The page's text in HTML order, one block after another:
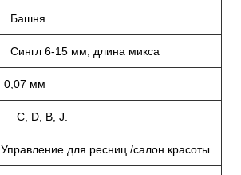
Башня
Сингл 6-15 мм, длина микса
0,07 мм
C, D, B, J.
Управление для ресниц /салон красоты